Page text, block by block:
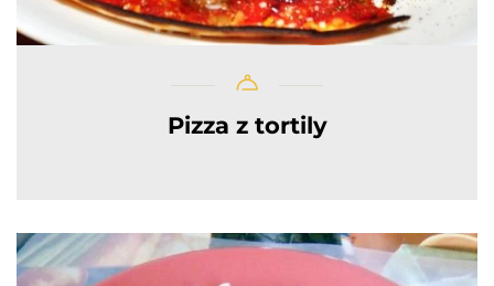
Pizza z tortily